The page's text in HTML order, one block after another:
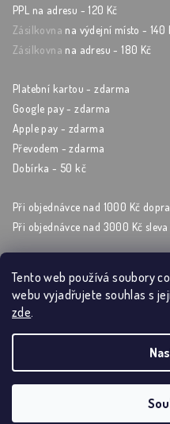
Tento web používá soubory
webu vyjadřujete souhlas s
zde.
PPL na adresu - 120 Kč
Zásilkovna na výdejní místo - 140
Zásilkovna na adresu - 180 Kč
Platební kartou - zdarma
Google pay - zdarma
Apple pay - zdarma
Převodem - zdarma
Dobírka - 50 kč
Při objednávce nad 1000 Kč
Při objednávce nad 3000 Kč sleva
Sleduj